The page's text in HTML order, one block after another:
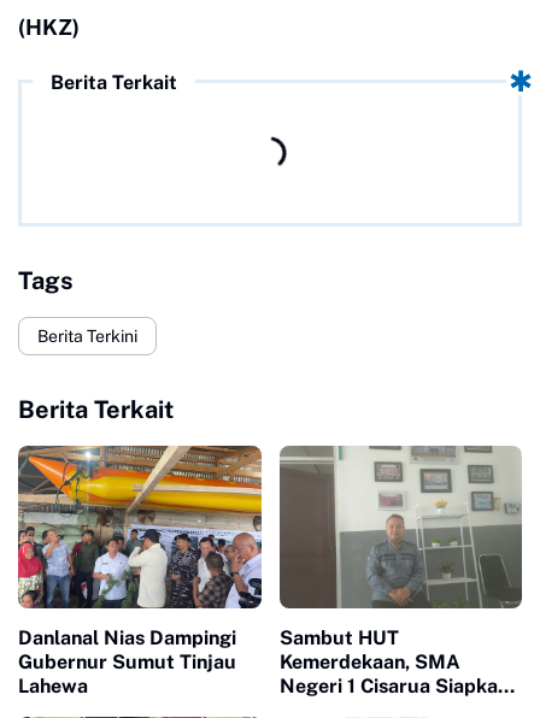
(HKZ)
Berita Terkait
Tags
Berita Terkini
Berita Terkait
Danlanal Nias Dampingi
Gubernur Sumut Tinjau
Lahewa
Sambut HUT
Kemerdekaan, SMA
Negeri 1 Cisarua Siapkan